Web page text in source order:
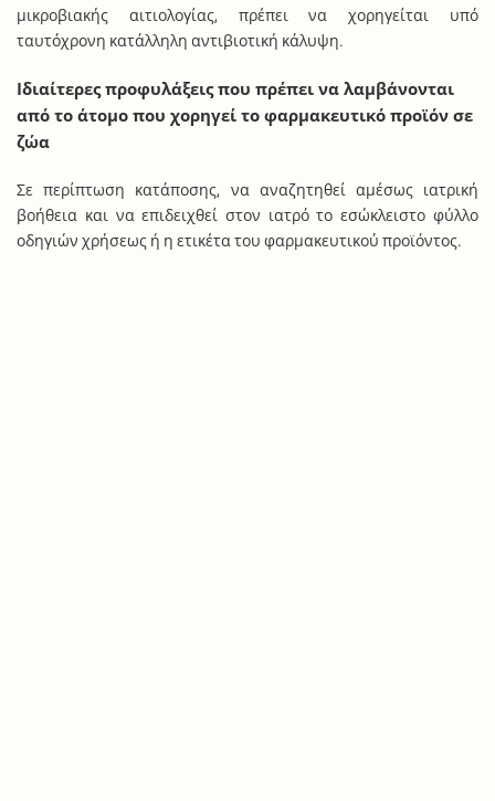
μικροβιακής αιτιολογίας, πρέπει να χορηγείται υπό
ταυτόχρονη κατάλληλη αντιβιοτική κάλυψη.
Ιδιαίτερες προφυλάξεις που πρέπει να λαμβάνονται
από το άτομο που χορηγεί το φαρμακευτικό προϊόν σε
ζώα
Σε περίπτωση κατάποσης, να αναζητηθεί αμέσως ιατρική
βοήθεια και να επιδειχθεί στον ιατρό το εσώκλειστο φύλλο
οδηγιών χρήσεως ή η ετικέτα του φαρμακευτικού προϊόντος.